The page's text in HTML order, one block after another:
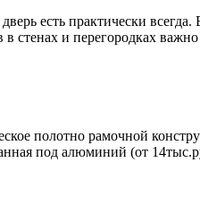
есть практически
и перегородках
полотно рамочной
под алюминий (от